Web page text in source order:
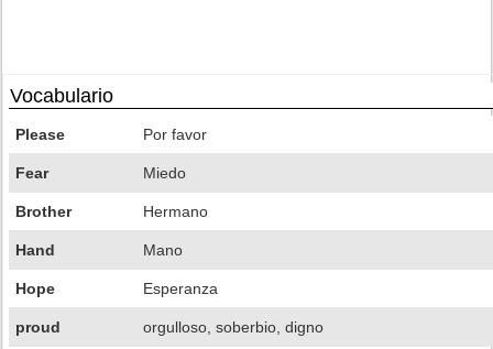
Vocabulario
Please Por favor
Fear Miedo
Brother Hermano
Hand Mano
Hope Esperanza
proud orgulloso, soberbio, digno